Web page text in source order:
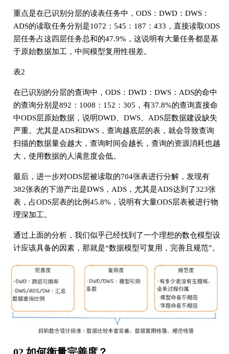
重点是在已识别分层的读表任务中，ODS：DWD：DWS：
ADS的读取任务分别是1072：545：187：433，直接读取ODS
层任务占这四层任务总和的47.9%，这说明有⼤量任务都是基
于原始数据加⼯，中间模型复⽤性很差。
表2
在已识别的分层的查询中，ODS：DWD：DWS：ADS的命中
的查询分别是892：1008：152：305，有37.8%的查询直接命
中ODS层原始数据，说明DWD、DWS、ADS层数据建设缺失
严重。尤其是ADS和DWS，查询越底层的表，就会导致查询
扫描的数据量会越⼤，查询时间会越⻓，查询的资源消耗也越
⼤，使⽤数据的⼈满意度会低。
最后，进⼀步对ODS层被读取的704张表进⾏分解，发现有
382张表的下游产出是DWS，ADS，尤其是ADS达到了323张
表，占ODS层表的⽐例45.8%，说明有⼤量ODS层表被进⾏物
理深加⼯。
通过上⾯的分析，我们似乎已经找到了⼀个理想的数仓模型设
计应该具备的因素，那就是“数据模型可复⽤，完善且规范”。